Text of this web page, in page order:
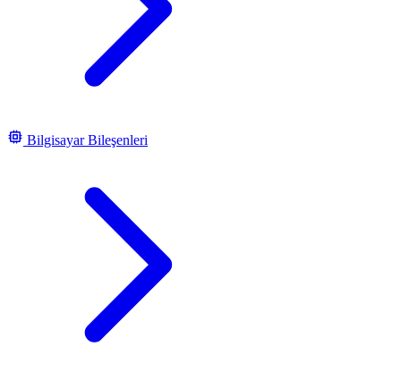
Bilgisayar Bileşenleri